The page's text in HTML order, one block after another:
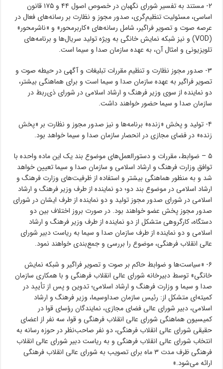
۲- مستند به تفسیر شورای نگهبان در خصوص اصول ۴۴ و ۱۷۵ قانون
اساسی، مسئولیت تنظیم‌گری، صدور مجوز و نظارت بر رسانه‌های فعال در
عرصه صوت و تصویر فراگیر، شامل رسانه‌های «کاربرمحور» و «ناشرمحور»
(VOD) و نیز شبکه نمایش خانگی به ویژه تولید سریال‌ها و برنامه‌های
تلویزیونی و امثال آن، به عهده سازمان صدا و سیما است.
۳- صدور مجوز نظارت و تنظیم مقررات تبلیغات و آگهی در حیطه صوت و
تصویر فراگیر به عهده سازمان صدا و سیما است و برای هماهنگی بیشتر،
دو نماینده از سوی وزیر فرهنگ و ارشاد اسلامی در شورای ذی‌ربط در
سازمان صدا و سیما حضور خواهند داشت.
۴- تولید و پخش «زنده» برنامه‌ها و نیز صدور مجوز و نظارت بر «پخش
زنده» در فضای مجازی در انحصار سازمان صدا و سیما خواهد بود.
۵ – ضوابط، مقررات و دستورالعمل‌های موضوع بند یک این ماده واحده با
توافق وزارت فرهنگ و ارشاد اسلامی و سازمان صدا و سیما تعیین خواهد
شد و به منظور هماهنگی بیشتر و استفاده از ظرفیت‌های وزارت فرهنگ و
ارشاد اسلامی در موضوع بند دو؛ دو نماینده از طرف وزیر فرهنگ و ارشاد
اسلامی در شورای صدور مجوز تولید و دو نماینده از طرف ایشان در شورای
صدور مجوز پخش عضو خواهند بود. در صورت بروز اختلاف بین دو
دستگاه، کارگروهی متشکل از دو نماینده از طرف وزیر فرهنگ و ارشاد
اسلامی و دو نماینده از طرف سازمان صدا و سیما به ریاست دبیر شورای
عالی انقلاب فرهنگی، موضوع را بررسی و جمع‌بندی خواهند نمود.
۶- «سیاست‌ها و ضوابط حاکم بر صوت و تصویر فراگیر و شبکه نمایش
خانگی» توسط دبیرخانه شورای عالی انقلاب فرهنگی و با همکاری سازمان
صدا و سیما و وزارت فرهنگ و ارشاد اسلامی؛ تدوین و پس از تأیید در
کمیته‌ای متشکل از: رئیس سازمان صداوسیما، وزیر فرهنگ و ارشاد
اسلامی، دبیر شورای عالی فضای مجازی، نمایندگان رؤسای قوا در
کمیسیون هماهنگی شورای عالی انقلاب فرهنگی و قوا، سه نفر از اعضای
حقیقی شورای عالی انقلاب فرهنگی، دو نفر صاحب‌نظر در حوزه رسانه به
انتخاب شورای عالی انقلاب فرهنگی و به ریاست دبیر شورای عالی انقلاب
فرهنگی ظرف مدت ۳ ماه برای تصویب به شورای عالی انقلاب فرهنگی
ارائه می‌شود.»